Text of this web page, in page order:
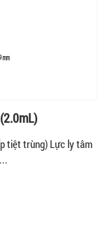
tiệt trùng) Lực ly tâm